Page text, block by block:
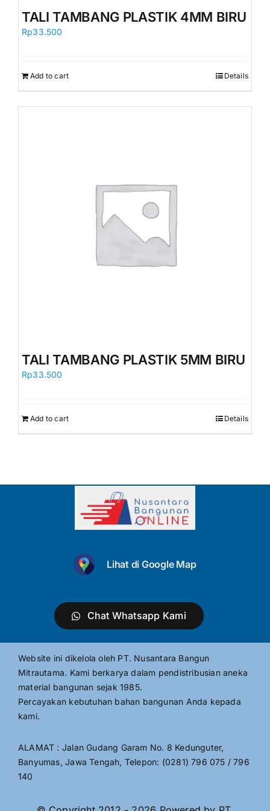
Orders
TALI TAMBANG PLASTIK 4MM BIRU
Rp33.500
Add to cart Details
TALI TAMBANG PLASTIK 5MM BIRU
Rp33.500
Add to cart Details
Lihat di Google Map
Chat Whatsapp Kami
Website ini dikelola oleh PT. Nusantara Bangun
Mitrautama. Kami berkarya dalam pendistribusian aneka
material bangunan sejak 1985.
Percayakan kebutuhan bahan bangunan Anda kepada
kami.
ALAMAT : Jalan Gudang Garam No. 8 Kedunguter,
Banyumas, Jawa Tengah, Telepon: (0281) 796 075 / 796
140